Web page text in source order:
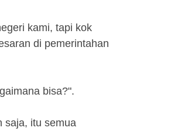
kami, tapi kok
di pemerintahan
bisa?".
saja, itu semua